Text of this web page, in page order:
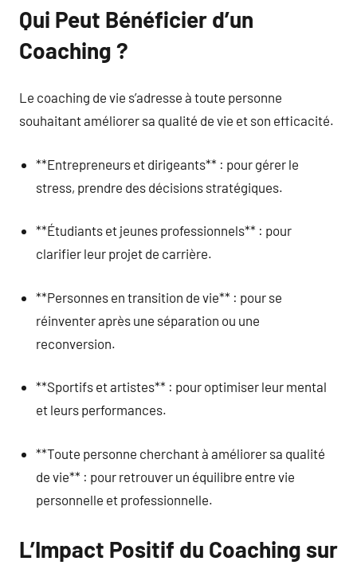
Qui Peut Bénéficier d’un
Coaching ?
Le coaching de vie s’adresse à toute personne
souhaitant améliorer sa qualité de vie et son efficacité.
**Entrepreneurs et dirigeants** : pour gérer le
stress, prendre des décisions stratégiques.
**Étudiants et jeunes professionnels** : pour
clarifier leur projet de carrière.
**Personnes en transition de vie** : pour se
réinventer après une séparation ou une
reconversion.
**Sportifs et artistes** : pour optimiser leur mental
et leurs performances.
**Toute personne cherchant à améliorer sa qualité
de vie** : pour retrouver un équilibre entre vie
personnelle et professionnelle.
L’Impact Positif du Coaching sur